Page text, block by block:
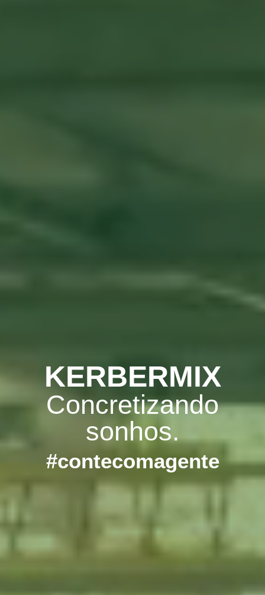
KERBERMIX
Concretizando
sonhos.
#contecomagente